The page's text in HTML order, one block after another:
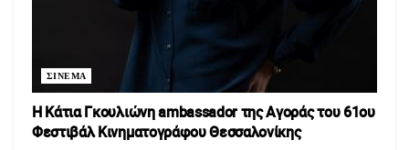
ΣΙΝΕΜΑ
Η Κάτια Γκουλιώνη ambassador της Αγοράς του 61ου
Φεστιβάλ Κινηματογράφου Θεσσαλονίκης